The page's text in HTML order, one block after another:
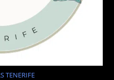
TENERIFE